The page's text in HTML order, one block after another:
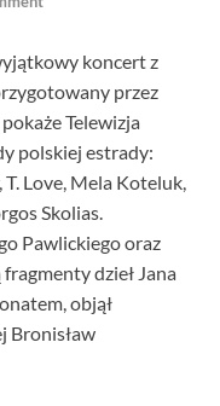
koncert z
przez
Telewizja
polskiej estrady:
T. Love, Mela Koteluk,
Skolias.
Pawlickiego oraz
dzieł Jana
objął
Bronisław